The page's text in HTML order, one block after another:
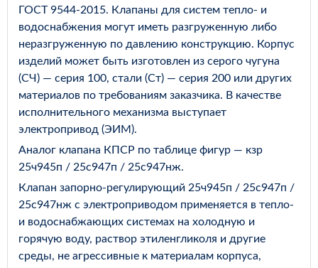
ГОСТ 9544-2015. Клапаны для систем тепло- и
водоснабжения могут иметь разгруженную либо
неразгруженную по давлению конструкцию. Корпус
изделий может быть изготовлен из серого чугуна
(СЧ) — серия 100, стали (Ст) — серия 200 или других
материалов по требованиям заказчика. В качестве
исполнительного механизма выступает
электропривод (ЭИМ).
Аналог клапана КПСР по таблице фигур — кзр
25ч945п / 25с947п / 25с947нж.
Клапан запорно-регулирующий 25ч945п / 25с947п /
25с947нж с электроприводом применяется в тепло-
и водоснабжающих системах на холодную и
горячую воду, раствор этиленгликоля и другие
среды, не агрессивные к материалам корпуса,